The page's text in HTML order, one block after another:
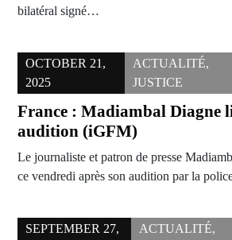
bilatéral signé…
OCTOBER 21,
2025
ACTUALITÉ,
JUSTICE
France : Madiambal Diagne
audition (iGFM)
Le journaliste et patron de presse
ce vendredi après son audition par la
SEPTEMBER 27,
ACTUALITÉ,